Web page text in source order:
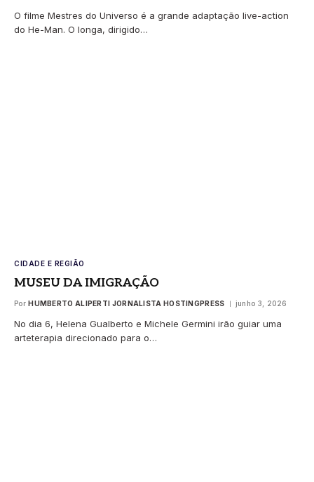
O filme Mestres do Universo é a grande adaptação live-action
do He-Man. O longa, dirigido…
CIDADE E REGIÃO
MUSEU DA IMIGRAÇÃO
Por HUMBERTO ALIPERTI JORNALISTA HOSTINGPRESS junho 3, 2026
No dia 6, Helena Gualberto e Michele Germini irão guiar uma
arteterapia direcionado para o…